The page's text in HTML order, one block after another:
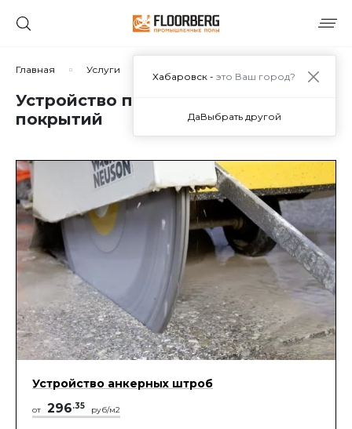
Главная Услуги Устройство полимерных покрытий
Устройство полимерцементных
покрытий
Устройство анкерных штроб
от 296.35 руб/м2
Хабаровск - это Ваш город?
ДаВыбрать другой